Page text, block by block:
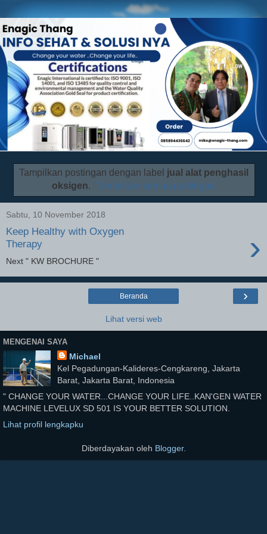
Tampilkan postingan dengan label jual alat penghasil
oksigen. Tampilkan semua postingan
Sabtu, 10 November 2018
Keep Healthy with Oxygen
Therapy
›
Next " KW BROCHURE "
›
Beranda
Lihat versi web
MENGENAI SAYA
Michael
Kel Pegadungan-Kalideres-Cengkareng, Jakarta
Barat, Jakarta Barat, Indonesia
" CHANGE YOUR WATER...CHANGE YOUR LIFE..KAN'GEN WATER
MACHINE LEVELUX SD 501 IS YOUR BETTER SOLUTION.
Lihat profil lengkapku
Diberdayakan oleh Blogger.